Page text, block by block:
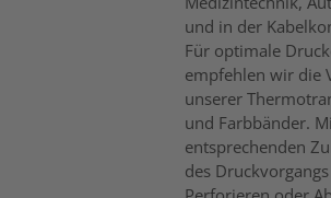
und in der
Für optimale
empfehlen wir die
unserer
und Farbbänder.
entsprechenden
des